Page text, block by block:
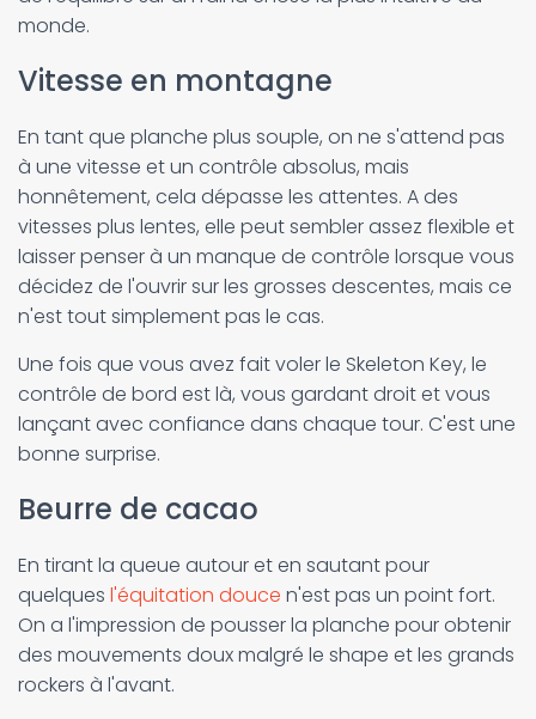
monde.
Vitesse en montagne
En tant que planche plus souple, on ne s'attend pas
à une vitesse et un contrôle absolus, mais
honnêtement, cela dépasse les attentes. A des
vitesses plus lentes, elle peut sembler assez flexible et
laisser penser à un manque de contrôle lorsque vous
décidez de l'ouvrir sur les grosses descentes, mais ce
n'est tout simplement pas le cas.
Une fois que vous avez fait voler le Skeleton Key, le
contrôle de bord est là, vous gardant droit et vous
lançant avec confiance dans chaque tour. C'est une
bonne surprise.
Beurre de cacao
En tirant la queue autour et en sautant pour
quelques l'équitation douce n'est pas un point fort.
On a l'impression de pousser la planche pour obtenir
des mouvements doux malgré le shape et les grands
rockers à l'avant.